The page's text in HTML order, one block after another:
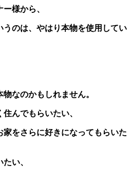
様から、
うのは、やはり本物を使用してい
なのかもしれません。
んでもらいたい、
をさらに好きになってもらいた
い、